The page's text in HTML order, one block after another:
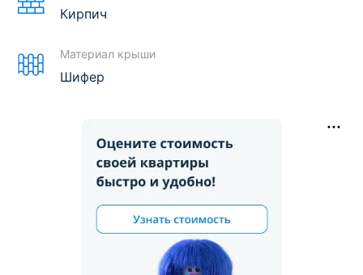
Кирпич
Материал крыши
Шифер